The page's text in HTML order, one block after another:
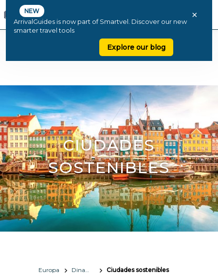
NEW
ArrivalGuides is now part of Smartvel. Discover our new
smarter travel tools
Explore our blog
×
CIUDADES
SOSTENIBLES
Europa Dinamarca Ciudades sostenibles